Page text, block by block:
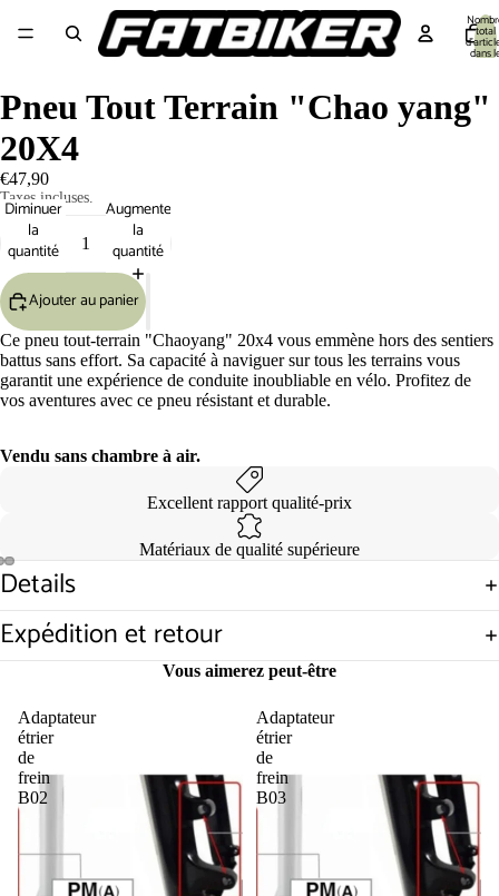
total
dans
Ouvrir
l’image
en
plein
Ouvrir
l’image
en
plein
Ouvrir
l’image
en
plein
Pneu Tout Terrain "Chao yang"
20X4
€47,90
Taxes incluses.
Diminuer
la
quantité
Augmenter
la
quantité
Ajouter au panier
Ce pneu tout-terrain "Chaoyang" 20x4 vous emmène hors des sentiers
battus sans effort. Sa capacité à naviguer sur tous les terrains vous
garantit une expérience de conduite inoubliable en vélo. Profitez de
vos aventures avec ce pneu résistant et durable.
Vendu sans chambre à air.
Excellent rapport qualité-prix
Matériaux de qualité supérieure
Details
Expédition et retour
Vous aimerez peut-être
Adaptateur
étrier
de
frein
B02
Adaptateur
étrier
de
frein
B03